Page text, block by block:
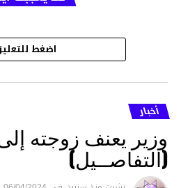
اضغط
أخبار
وزير يعنف زوجته
(التفاصــيل)